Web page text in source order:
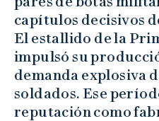
capítulos decisivos
El estallido de la
impulsó su
demanda explosiva
soldados. Ese
reputación como